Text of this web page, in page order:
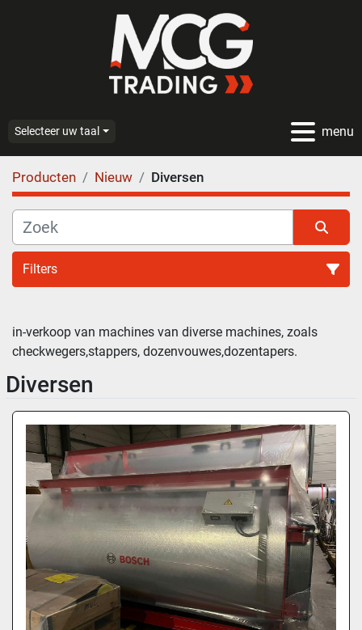
menu
Selecteer uw taal
Producten Nieuw Diversen
Filters
Sorteren op
in-verkoop van machines van diverse machines, zoals
checkwegers,stappers, dozenvouwes,dozentapers.
Diversen